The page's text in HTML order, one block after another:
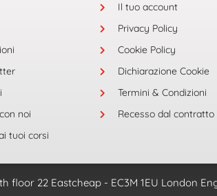
noi
tuoi corsi
Il tuo account
Privacy Policy
Cookie Policy
Dichiarazione Cookie
Termini & Condizioni
Recesso dal contratto
22 Eastcheap - EC3M 1EU London